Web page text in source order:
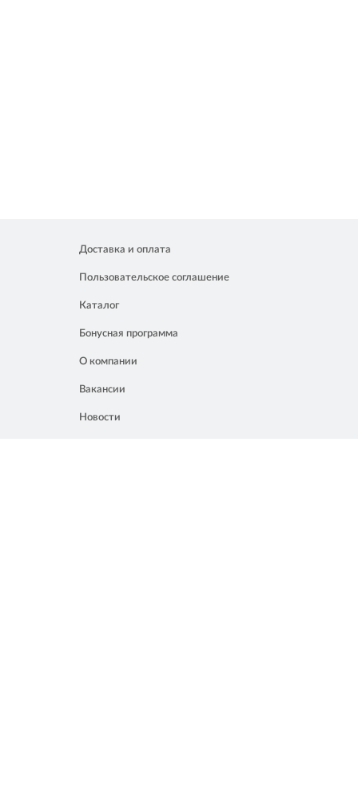
Доставка и оплата
Пользовательское соглашение
Каталог
Бонусная программа
О компании
Вакансии
Новости